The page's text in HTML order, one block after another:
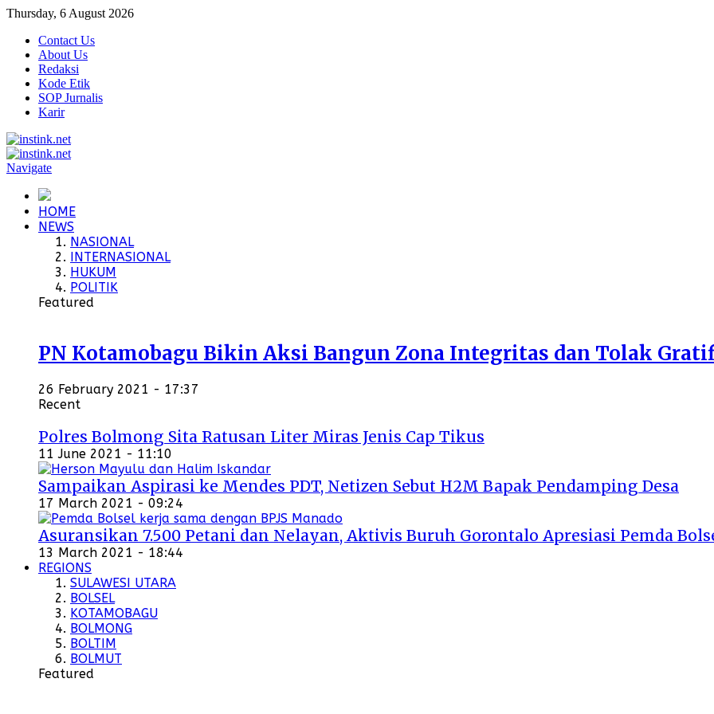
Thursday, 6 August 2026
Contact Us
About Us
Redaksi
Kode Etik
SOP Jurnalis
Karir
Navigate
HOME
NEWS
NASIONAL
INTERNASIONAL
HUKUM
POLITIK
Featured
PN Kotamobagu Bikin Aksi Bangun Zona Integritas dan Tolak
26 February 2021 - 17:37
Recent
Polres Bolmong Sita Ratusan Liter Miras Jenis Cap Tikus
11 June 2021 - 11:10
Sampaikan Aspirasi ke Mendes PDT, Netizen Sebut H2M Bapak Pendamping Desa
17 March 2021 - 09:24
Asuransikan 7.500 Petani dan Nelayan, Aktivis Buruh Gorontalo Apresiasi Pemda
13 March 2021 - 18:44
REGIONS
SULAWESI UTARA
BOLSEL
KOTAMOBAGU
BOLMONG
BOLTIM
BOLMUT
Featured